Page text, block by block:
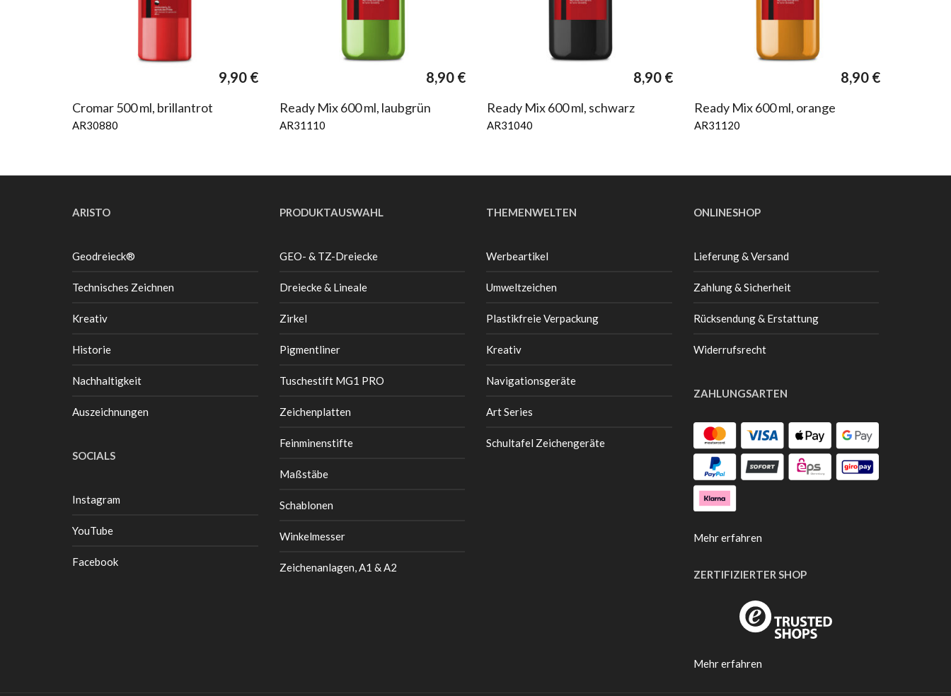
9,90 €
Cromar 500 ml, brillantrot
AR30880
8,90 €
Ready Mix 600 ml, laubgrün
AR31110
8,90 €
Ready Mix 600 ml, schwarz
AR31040
8,90 €
Ready Mix 600 ml, orange
AR31120
ARISTO
Geodreieck®
Technisches Zeichnen
Kreativ
Historie
Nachhaltigkeit
Auszeichnungen
SOCIALS
Instagram
YouTube
Facebook
PRODUKTAUSWAHL
GEO- & TZ-Dreiecke
Dreiecke & Lineale
Zirkel
Pigmentliner
Tuschestift MG1 PRO
Zeichenplatten
Feinminenstifte
Maßstäbe
Schablonen
Winkelmesser
Zeichenanlagen, A1 & A2
THEMENWELTEN
Werbeartikel
Umweltzeichen
Plastikfreie Verpackung
Kreativ
Navigationsgeräte
Art Series
Schultafel Zeichengeräte
ONLINESHOP
Lieferung & Versand
Zahlung & Sicherheit
Rücksendung & Erstattung
Widerrufsrecht
ZAHLUNGSARTEN
Mehr erfahren
ZERTIFIZIERTER SHOP
Mehr erfahren